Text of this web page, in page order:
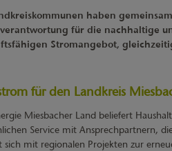
haben
für die nachhaltige
Stromangebot,
für den Landkreis
Miesbacher Land beliefert
Service mit Ansprechpartnern,
sich mit regionalen Projekten zur